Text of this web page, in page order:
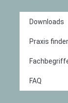
Downloads
Praxis
FAQ